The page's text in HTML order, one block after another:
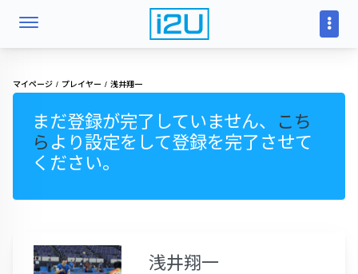
マイページ プレイヤー 浅井翔一
まだ登録が完了していません、
こち
ら より設定をして登録を完了させて
ください。
浅井翔一